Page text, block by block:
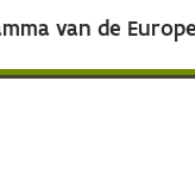
van de